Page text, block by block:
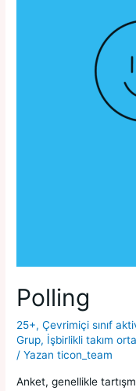
Polling
25+,Çevrimiçi sınıf
Grup, İşbirlikli takım
/ Yazan ticon_team
Anket, genellikle